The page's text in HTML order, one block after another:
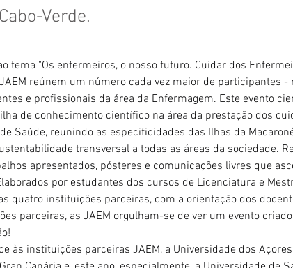
Verde.
tema "Os enfermeiros, o nosso futuro. Cuidar dos
reúnem um número cada vez maior de participantes -
e profissionais da área da Enfermagem. Este evento
de conhecimento científico na área da prestação dos
Saúde, reunindo as especificidades das Ilhas da
transversal a todas as áreas da sociedade.
apresentados, pósteres e comunicações livres que
por estudantes dos cursos de Licenciatura e
quatro instituições parceiras, com a orientação dos
parceiras, as JAEM orgulham-se de ver um evento
às instituições parceiras JAEM, a Universidade dos